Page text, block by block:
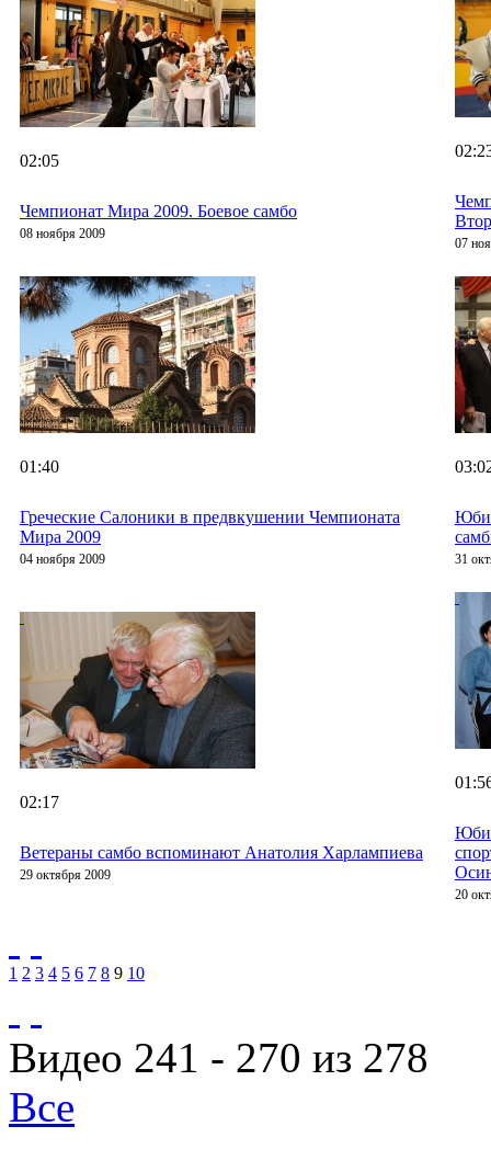
02:05
Чемпионат Мира 2009. Боевое самбо
08 ноября 2009
07
01:40
Греческие Салоники в предвкушении Чемпионата
Мира 2009
04 ноября 2009 31
02:17
Ветераны самбо вспоминают Анатолия Харлампиева
29 октября 2009
20
1 2 3 4 5 6 7 8 9 10
Видео 241 - 270 из 278
Все